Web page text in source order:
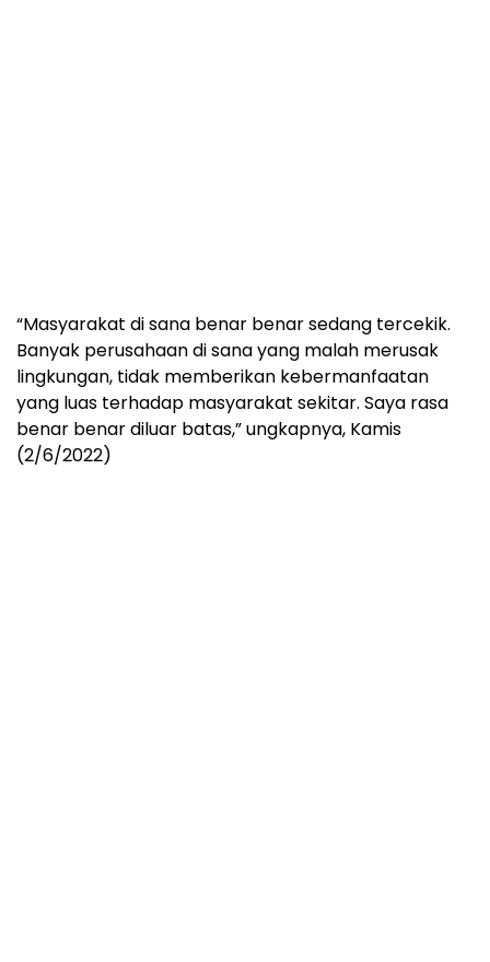
“Masyarakat di sana benar benar sedang tercekik.
Banyak perusahaan di sana yang malah merusak
lingkungan, tidak memberikan kebermanfaatan
yang luas terhadap masyarakat sekitar. Saya rasa
benar benar diluar batas,” ungkapnya, Kamis
(2/6/2022)